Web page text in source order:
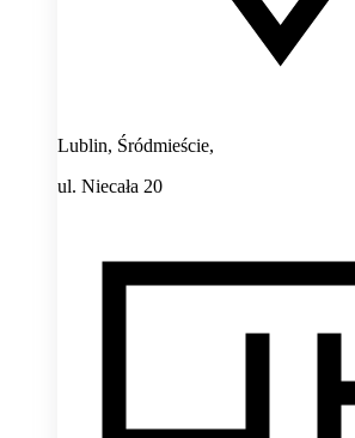
Lublin, Śródmieście,
ul. Niecała 20